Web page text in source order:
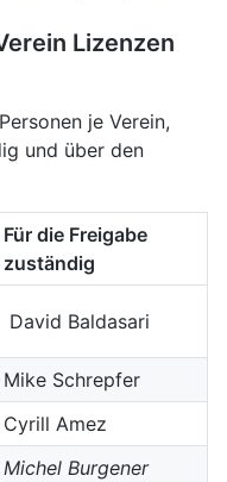
Lizenzen
je Verein,
und über den
Für die Freigabe
zuständig
David Baldasari
Mike Schrepfer
Cyrill Amez
Michel Burgener